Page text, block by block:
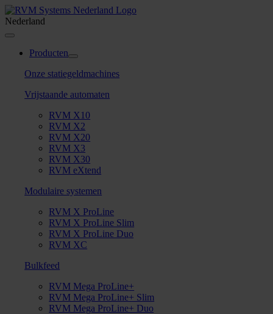
Skip
to
content
Nederland
Toggle
NavigationProducten
Onze statiegeldmachines
Vrijstaande automaten
RVM X10
RVM X2
RVM X20
RVM X3
RVM X30
RVM eXtend
Modulaire systemen
RVM X ProLine
RVM X ProLine Slim
RVM X ProLine Duo
RVM XC
Bulkfeed
RVM Mega ProLine+
RVM Mega ProLine+ Slim
RVM Mega ProLine+ Duo